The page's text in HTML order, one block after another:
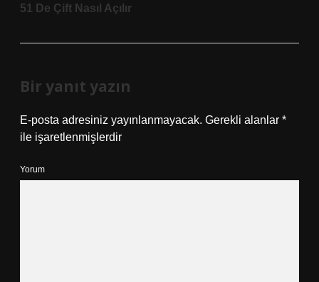
51 De Çift Nasıl Açılır
Bir yanıt yazın
E-posta adresiniz yayınlanmayacak. Gerekli alanlar *
ile işaretlenmişlerdir
Yorum